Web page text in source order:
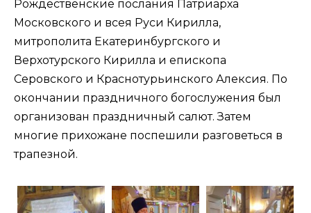
Рождественские послания Патриарха
Московского и всея Руси Кирилла,
митрополита Екатеринбургского и
Верхотурского Кирилла и епископа
Серовского и Краснотурьинского Алексия. По
окончании праздничного богослужения был
организован праздничный салют. Затем
многие прихожане поспешили разговеться в
трапезной.